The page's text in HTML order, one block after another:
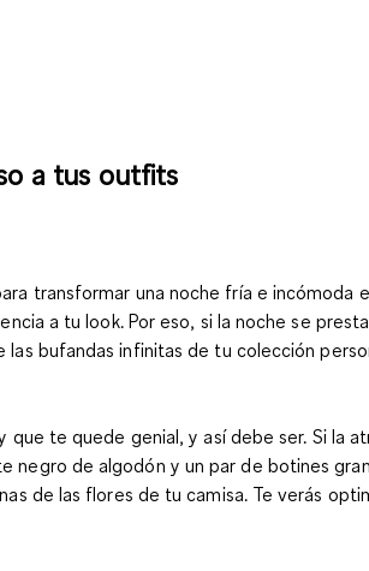
a tus outfits
transformar una noche fría e incómoda
a tu look. Por eso, si la noche se
bufandas infinitas de tu colección
te quede genial, y así debe ser. Si
de algodón y un par de botines
de las flores de tu camisa. Te verás